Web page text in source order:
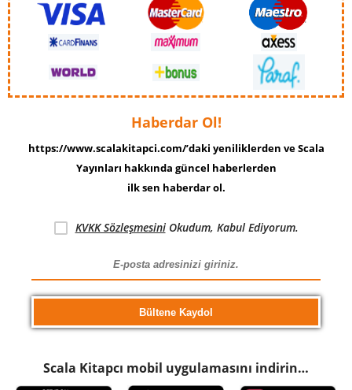
Haberdar Ol!
https://www.scalakitapci.com/’daki yeniliklerden ve Scala
Yayınları hakkında güncel haberlerden
ilk sen haberdar ol.
KVKK SözleşmesiniOkudum, Kabul Ediyorum.
Scala Kitapcı mobil uygulamasını indirin…